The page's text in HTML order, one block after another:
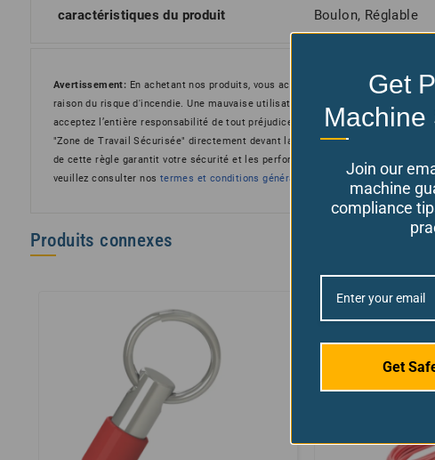
caractéristiques du produit Boulon, Réglable
Avertissement: En achetant nos produits, vous acceptez de ne pas les utiliser
raison du risque d'incendie. Une mauvaise utilisation est interdite et le
acceptez l’entière responsabilité de tout préjudice ou dommage qui en
"Zone de Travail Sécurisée" directement devant la protection. Se tenir sur le
de cette règle garantit votre sécurité et les performances optimales des
veuillez consulter nos termes et conditions générales
Produits connexes
Get
Machine
Join our
machine
compliance
Get